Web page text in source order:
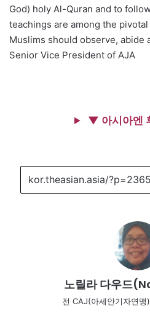
God) holy Al-Quran and to
teachings are among the
Muslims should observe, abide
Senior Vice President of AJA
▼ 아시아엔
노릴라 다우드
전 CAJ(아세안기자연